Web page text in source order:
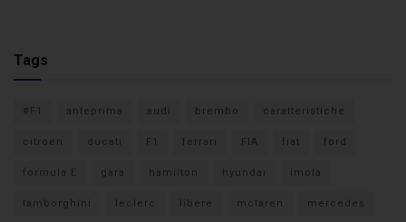
Tags
#F1 anteprima audi brembo caratteristiche
citroen ducati F1 ferrari FIA fiat ford
formula E gara hamilton hyundai imola
lamborghini leclerc libere mclaren mercedes